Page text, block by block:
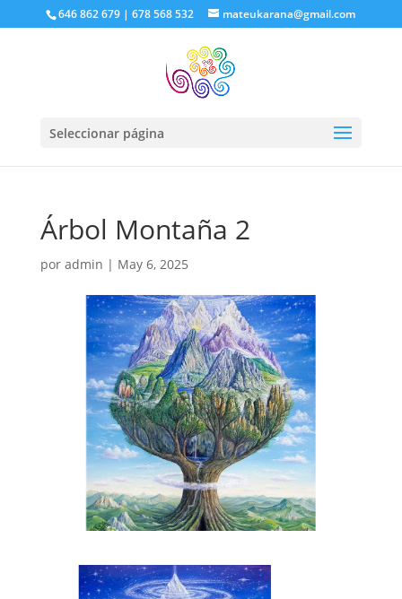
646 862 679 | 678 568 532 mateukarana@gmail.com
Seleccionar página
Árbol Montaña 2
por admin | May 6, 2025